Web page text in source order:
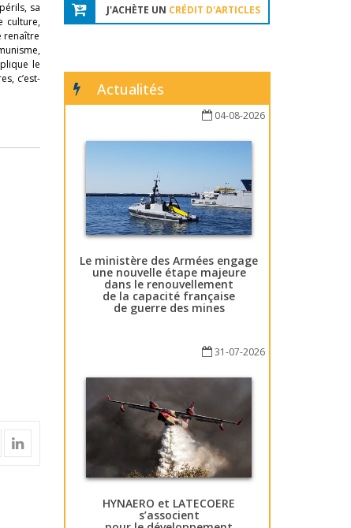
sa
culture,
renaître
le
c’est-
J'ACHÈTE UN CRÉDIT D'ARTICLES
Actualités
04-08-2026
Le ministère des Armées engage
une nouvelle étape majeure
dans le renouvellement
de la capacité française
de guerre des mines
31-07-2026
HYNAERO et LATECOERE
s’associent